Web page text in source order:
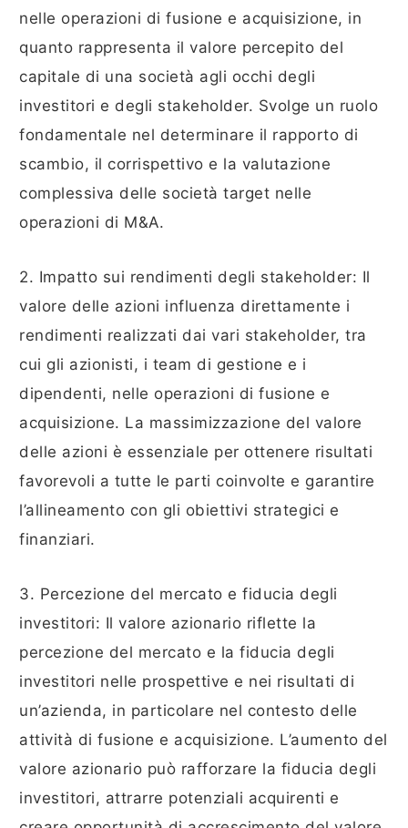
nelle operazioni di fusione e acquisizione, in
quanto rappresenta il valore percepito del
capitale di una società agli occhi degli
investitori e degli stakeholder. Svolge un ruolo
fondamentale nel determinare il rapporto di
scambio, il corrispettivo e la valutazione
complessiva delle società target nelle
operazioni di M&A.
2. Impatto sui rendimenti degli stakeholder: Il
valore delle azioni influenza direttamente i
rendimenti realizzati dai vari stakeholder, tra
cui gli azionisti, i team di gestione e i
dipendenti, nelle operazioni di fusione e
acquisizione. La massimizzazione del valore
delle azioni è essenziale per ottenere risultati
favorevoli a tutte le parti coinvolte e garantire
l’allineamento con gli obiettivi strategici e
finanziari.
3. Percezione del mercato e fiducia degli
investitori: Il valore azionario riflette la
percezione del mercato e la fiducia degli
investitori nelle prospettive e nei risultati di
un’azienda, in particolare nel contesto delle
attività di fusione e acquisizione. L’aumento del
valore azionario può rafforzare la fiducia degli
investitori, attrarre potenziali acquirenti e